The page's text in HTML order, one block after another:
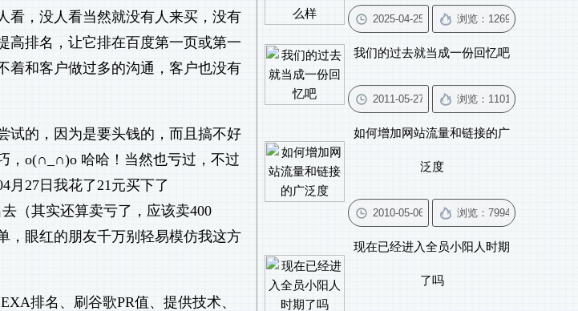
看，没人看当然就没有人来买，没有
高排名，让它排在百度第一页或第一
着和客户做过多的沟通，客户也没有
试的，因为是要头钱的，而且搞不好
，o(∩_∩)o 哈哈！当然也亏过，不过
月27日我花了21元买下了
（其实还算卖亏了，应该卖400
，眼红的朋友千万别轻易模仿我这方
排名、刷谷歌PR值、提供技术、
我们的过去就当成一份回忆吧
如何增加网站流量和链接的广
泛度
现在已经进入全员小阳人时期
了吗